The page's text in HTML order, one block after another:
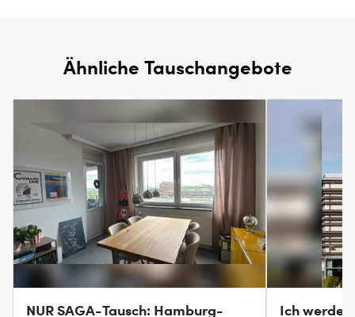
Ähnliche Tauschangebote
NUR SAGA-Tausch: Hamburg-
Ich werde